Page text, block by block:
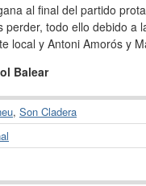
al final del partido
perder, todo ello debido a
local y Antoni Amorós y
Balear
, Son Cladera